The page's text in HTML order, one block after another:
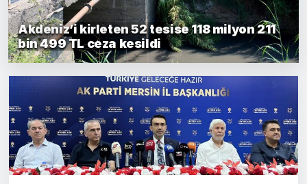
Akdeniz’i kirleten 52 tesise 118 milyon 211
bin 499 TL ceza kesildi